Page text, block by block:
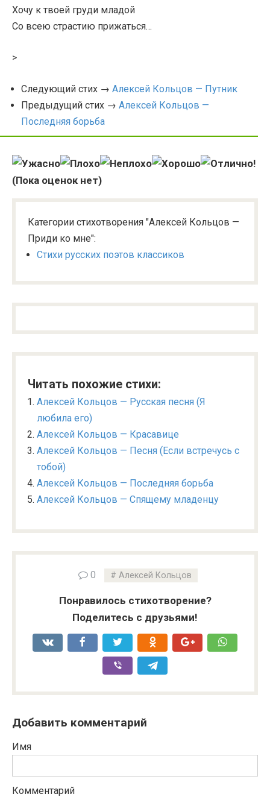
Хочу к твоей груди младой
Со всею страстию прижаться…
>
Следующий стих → Алексей Кольцов — Путник
Предыдущий стих → Алексей Кольцов —
Последняя борьба
(Пока оценок нет)
Категории стихотворения "Алексей Кольцов —
Приди ко мне":
Стихи русских поэтов классиков
Читать похожие стихи:
Алексей Кольцов — Русская песня (Я
любила его)
Алексей Кольцов — Красавице
Алексей Кольцов — Песня (Если встречусь с
тобой)
Алексей Кольцов — Последняя борьба
Алексей Кольцов — Спящему младенцу
0 Алексей Кольцов
Понравилось стихотворение?
Поделитесь с друзьями!
Добавить комментарий
Имя
Комментарий